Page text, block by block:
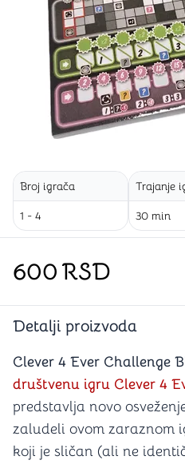
Broj igrača
1 - 4
Trajanje
30 min
600RSD
Detalji proizvoda
Clever 4 Ever Challenge
društvenu igru Clever 4
predstavlja novo
zaludeli ovom zaraznom
koji je sličan (ali ne